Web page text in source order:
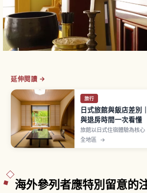
延伸閱讀 →
旅行
日式旅館與飯店差別
與退房時間一次看懂
旅館以日式住宿體驗為核心
浴衣與懷石料理，多數提供
全地區 →
海外參列者應特別留意的